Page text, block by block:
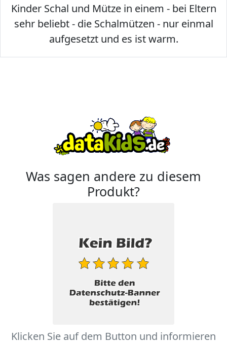
Kinder Schal und Mütze in einem - bei Eltern
sehr beliebt - die Schalmützen - nur einmal
aufgesetzt und es ist warm.
Was sagen andere zu diesem
Produkt?
Klicken Sie auf dem Button und informieren